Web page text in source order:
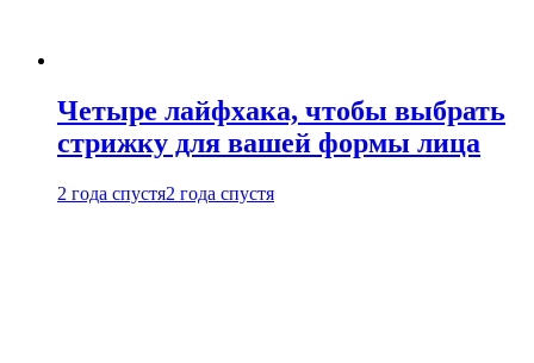
Четыре лайфхака, чтобы выбрать
стрижку для вашей формы лица
2 года спустя2 года спустя